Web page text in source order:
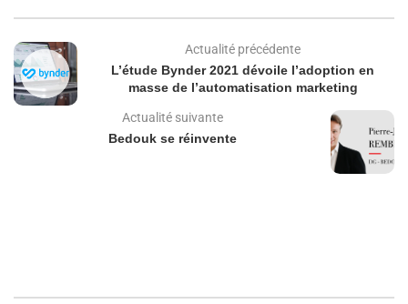
Actualité précédente
L’étude Bynder 2021 dévoile l’adoption en
masse de l’automatisation marketing
Actualité suivante
Bedouk se réinvente